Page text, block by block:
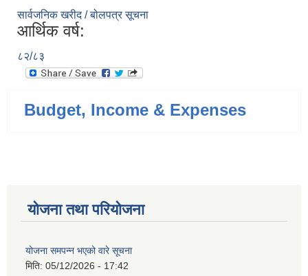
सार्वजनिक खरीद / बोलपत्र सूचना
आर्थिक वर्ष:
८२/८३
Budget, Income & Expenses
योजना तथा परियोजना
योजना समपन्न भएको वारे सूचना
मिति: 05/12/2026 - 17:42